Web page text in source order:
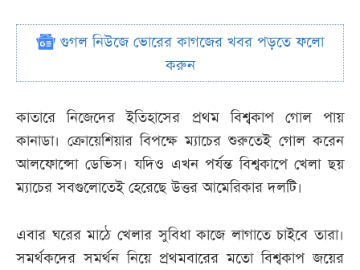
গুগল নিউজে ভোরের কাগজের খবর পড়তে ফলো
করুন
কাতারে নিজেদের ইতিহাসের প্রথম বিশ্বকাপ গোল পায়
কানাডা। ক্রোয়েশিয়ার বিপক্ষে ম্যাচের শুরুতেই গোল করেন
আলফোন্সো ডেভিস। যদিও এখন পর্যন্ত বিশ্বকাপে খেলা ছয়
ম্যাচের সবগুলোতেই হেরেছে উত্তর আমেরিকার দলটি।
এবার ঘরের মাঠে খেলার সুবিধা কাজে লাগাতে চাইবে তারা।
সমর্থকদের সমর্থন নিয়ে প্রথমবারের মতো বিশ্বকাপ জয়ের